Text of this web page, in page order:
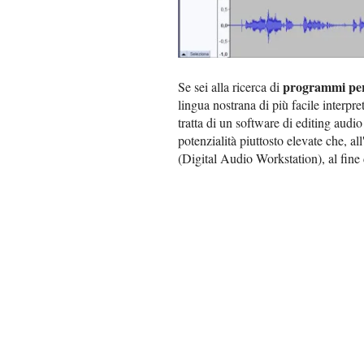
Se sei alla ricerca di programmi
lingua nostrana di più facile
tratta di un software di editing
potenzialità piuttosto elevate che,
(Digital Audio Workstation), al fine